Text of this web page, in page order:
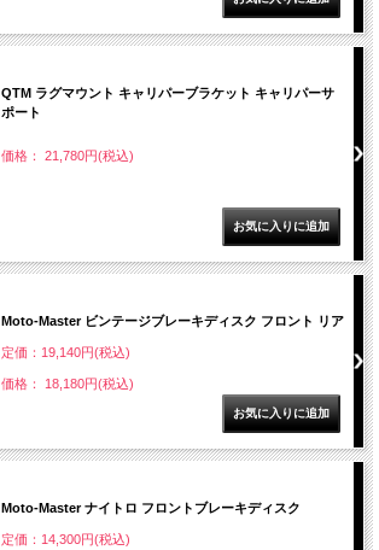
QTM ラグマウント キャリパーブラケット キャリパーサ
ポート
価格： 21,780円(税込)
Moto-Master ビンテージブレーキディスク フロント リア
定価：19,140円(税込)
価格： 18,180円(税込)
Moto-Master ナイトロ フロントブレーキディスク
定価：14,300円(税込)